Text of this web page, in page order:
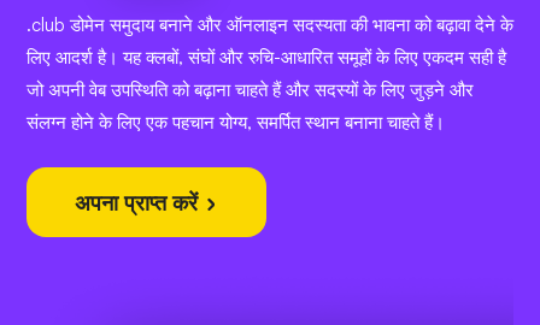
.club डोमेन समुदाय बनाने और ऑनलाइन सदस्यता की भावना को बढ़ावा देने के
लिए आदर्श है। यह क्लबों, संघों और रुचि-आधारित समूहों के लिए एकदम सही है
जो अपनी वेब उपस्थिति को बढ़ाना चाहते हैं और सदस्यों के लिए जुड़ने और
संलग्न होने के लिए एक पहचान योग्य, समर्पित स्थान बनाना चाहते हैं।
अपना प्राप्त करें